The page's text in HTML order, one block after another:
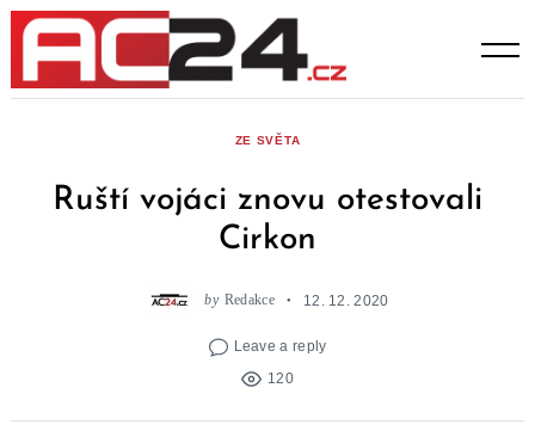
Skip
content
ZE SVĚTA
Ruští vojáci znovu otestovali
Cirkon
by Redakce 12. 12. 2020
Leave a reply
120